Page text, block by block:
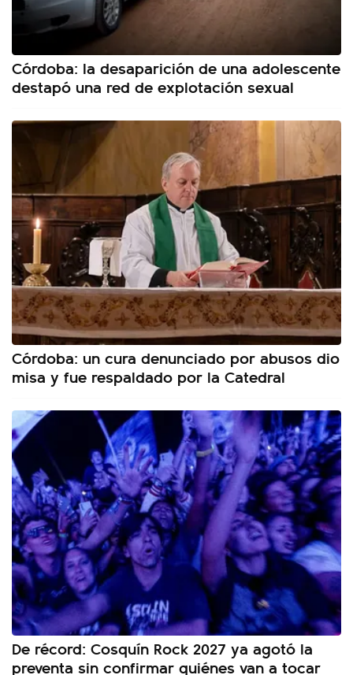
Córdoba: la desaparición de una adolescente
destapó una red de explotación sexual
Córdoba: un cura denunciado por abusos dio
misa y fue respaldado por la Catedral
De récord: Cosquín Rock 2027 ya agotó la
preventa sin confirmar quiénes van a tocar